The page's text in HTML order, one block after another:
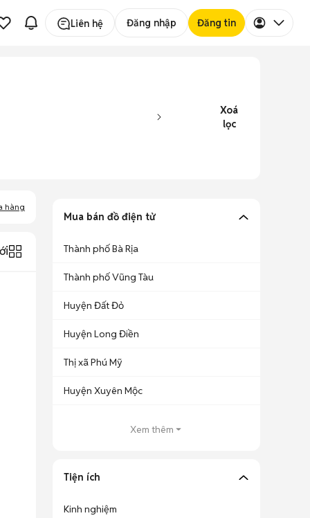
Liên hệ Đăng nhập Đăng tin
Xoá
lọc
hàng
Mua bán đồ điện tử
Thành phố Bà Rịa
Thành phố Vũng Tàu
Huyện Đất Đỏ
Huyện Long Điền
Thị xã Phú Mỹ
Huyện Xuyên Mộc
Xem thêm
Tiện ích
Kinh nghiệm